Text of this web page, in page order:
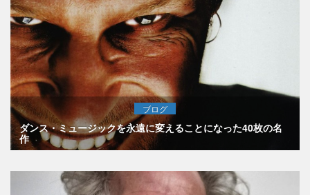
ブログ
ダンス・ミュージックを永遠に変えることになった40枚の名
作